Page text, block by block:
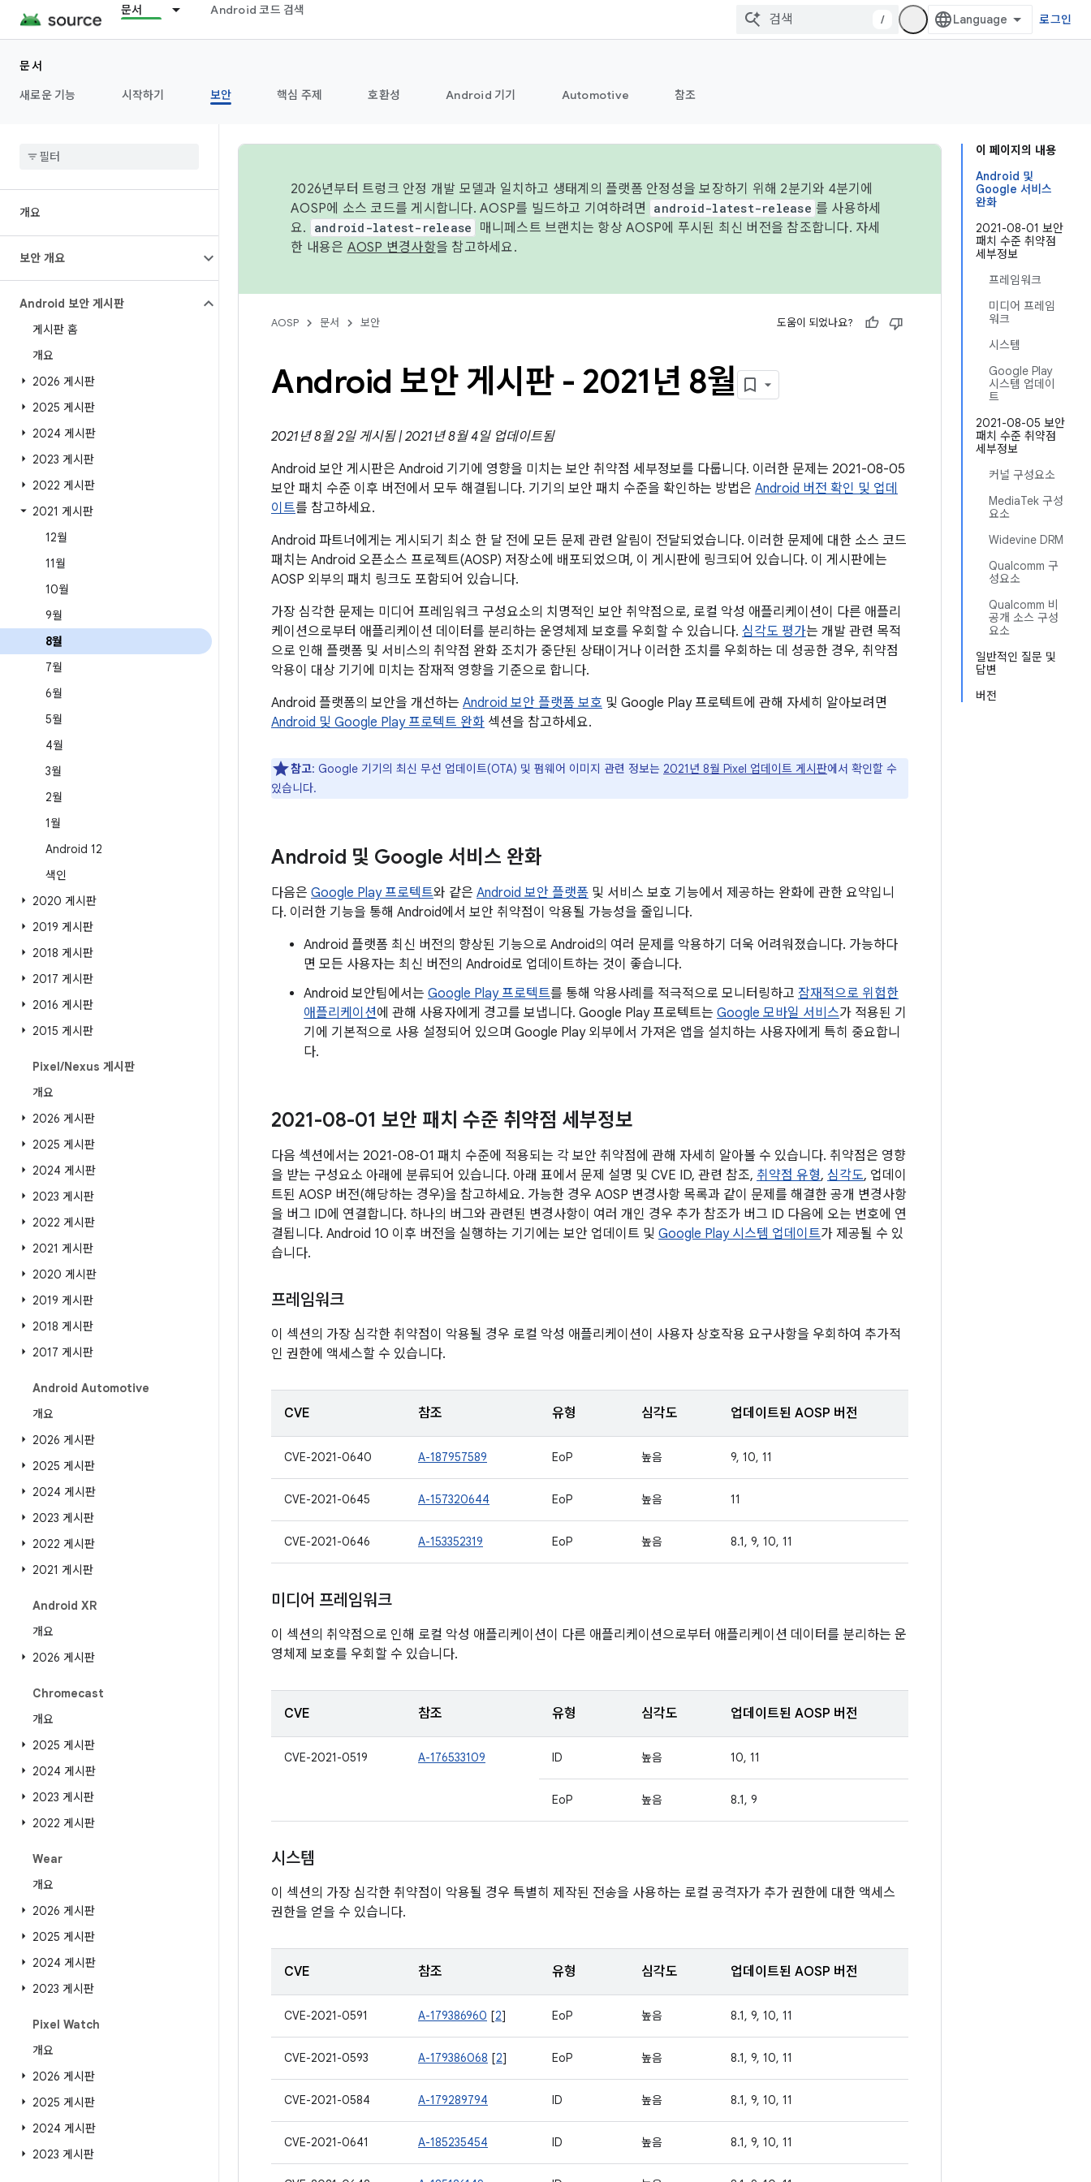
문서 Android 코드 검색
/ 로그인
문서
새로운 기능
시작하기 보안 핵심 주제 호환성 Android 기기 Automotive 참조
개요
보안 개요
Android 보안 게시판
게시판 홈
개요
2026 게시판
2025 게시판
2024 게시판
2023 게시판
2022 게시판
2021 게시판
12월
11월
10월
9월
8월
7월
6월
5월
4월
3월
2월
1월
Android 12
색인
2020 게시판
2019 게시판
2018 게시판
2017 게시판
2016 게시판
2015 게시판
Pixel/Nexus 게시판
개요
2026 게시판
2025 게시판
2024 게시판
2023 게시판
2022 게시판
2021 게시판
2020 게시판
2019 게시판
2018 게시판
2017 게시판
Android Automotive
개요
2026 게시판
2025 게시판
2024 게시판
2023 게시판
2022 게시판
2021 게시판
Android XR
개요
2026 게시판
Chromecast
개요
2025 게시판
2024 게시판
2023 게시판
2022 게시판
Wear
개요
2026 게시판
2025 게시판
2024 게시판
2023 게시판
Pixel Watch
개요
2026 게시판
2025 게시판
2024 게시판
2023 게시판
이 페이지의 내용
Android 및
Google 서비스
완화
2021-08-01 보안
패치 수준 취약점
세부정보
프레임워크
미디어 프레임
워크
시스템
Google Play
시스템 업데이
트
2021-08-05 보안
패치 수준 취약점
세부정보
커널 구성요소
MediaTek 구성
요소
Widevine DRM
Qualcomm 구
성요소
Qualcomm 비
공개 소스 구성
요소
일반적인 질문 및
답변
버전
2026년부터 트렁크 안정 개발 모델과 일치하고 생태계의 플랫폼 안정성을 보장하기 위해 2분기와 4분기에
AOSP에 소스 코드를 게시합니다. AOSP를 빌드하고 기여하려면
android-latest-release 를 사용하세
요.
android-latest-release
매니페스트 브랜치는 항상 AOSP에 푸시된 최신 버전을 참조합니다. 자세
한 내용은 AOSP 변경사항을 참고하세요.
AOSP 문서 보안 도움이 되었나요?
Android 보안 게시판 - 2021년 8월
2021년 8월 2일 게시됨 | 2021년 8월 4일 업데이트됨
Android 보안 게시판은 Android 기기에 영향을 미치는 보안 취약점 세부정보를 다룹니다. 이러한 문제는 2021-08-05
보안 패치 수준 이후 버전에서 모두 해결됩니다. 기기의 보안 패치 수준을 확인하는 방법은 Android 버전 확인 및 업데
이트를 참고하세요.
Android 파트너에게는 게시되기 최소 한 달 전에 모든 문제 관련 알림이 전달되었습니다. 이러한 문제에 대한 소스 코드
패치는 Android 오픈소스 프로젝트(AOSP) 저장소에 배포되었으며, 이 게시판에 링크되어 있습니다. 이 게시판에는
AOSP 외부의 패치 링크도 포함되어 있습니다.
가장 심각한 문제는 미디어 프레임워크 구성요소의 치명적인 보안 취약점으로, 로컬 악성 애플리케이션이 다른 애플리
케이션으로부터 애플리케이션 데이터를 분리하는 운영체제 보호를 우회할 수 있습니다. 심각도 평가는 개발 관련 목적
으로 인해 플랫폼 및 서비스의 취약점 완화 조치가 중단된 상태이거나 이러한 조치를 우회하는 데 성공한 경우, 취약점
악용이 대상 기기에 미치는 잠재적 영향을 기준으로 합니다.
Android 플랫폼의 보안을 개선하는 Android 보안 플랫폼 보호 및 Google Play 프로텍트에 관해 자세히 알아보려면
Android 및 Google Play 프로텍트 완화 섹션을 참고하세요.
참고: Google 기기의 최신 무선 업데이트(OTA) 및 펌웨어 이미지 관련 정보는 2021년 8월 Pixel 업데이트 게시판에서 확인할 수
있습니다.
Android 및 Google 서비스 완화
다음은 Google Play 프로텍트와 같은 Android 보안 플랫폼 및 서비스 보호 기능에서 제공하는 완화에 관한 요약입니
다. 이러한 기능을 통해 Android에서 보안 취약점이 악용될 가능성을 줄입니다.
Android 플랫폼 최신 버전의 향상된 기능으로 Android의 여러 문제를 악용하기 더욱 어려워졌습니다. 가능하다
면 모든 사용자는 최신 버전의 Android로 업데이트하는 것이 좋습니다.
Android 보안팀에서는 Google Play 프로텍트를 통해 악용사례를 적극적으로 모니터링하고 잠재적으로 위험한
애플리케이션에 관해 사용자에게 경고를 보냅니다. Google Play 프로텍트는 Google 모바일 서비스가 적용된 기
기에 기본적으로 사용 설정되어 있으며 Google Play 외부에서 가져온 앱을 설치하는 사용자에게 특히 중요합니
다.
2021-08-01 보안 패치 수준 취약점 세부정보
다음 섹션에서는 2021-08-01 패치 수준에 적용되는 각 보안 취약점에 관해 자세히 알아볼 수 있습니다. 취약점은 영향
을 받는 구성요소 아래에 분류되어 있습니다. 아래 표에서 문제 설명 및 CVE ID, 관련 참조, 취약점 유형, 심각도, 업데이
트된 AOSP 버전(해당하는 경우)을 참고하세요. 가능한 경우 AOSP 변경사항 목록과 같이 문제를 해결한 공개 변경사항
을 버그 ID에 연결합니다. 하나의 버그와 관련된 변경사항이 여러 개인 경우 추가 참조가 버그 ID 다음에 오는 번호에 연
결됩니다. Android 10 이후 버전을 실행하는 기기에는 보안 업데이트 및 Google Play 시스템 업데이트가 제공될 수 있
습니다.
프레임워크
이 섹션의 가장 심각한 취약점이 악용될 경우 로컬 악성 애플리케이션이 사용자 상호작용 요구사항을 우회하여 추가적
인 권한에 액세스할 수 있습니다.
CVE 참조 유형 심각도 업데이트된 AOSP 버전
CVE-2021-0640 A-187957589 EoP 높음 9, 10, 11
CVE-2021-0645 A-157320644 EoP 높음 11
CVE-2021-0646 A-153352319 EoP 높음 8.1, 9, 10, 11
미디어 프레임워크
이 섹션의 취약점으로 인해 로컬 악성 애플리케이션이 다른 애플리케이션으로부터 애플리케이션 데이터를 분리하는 운
영체제 보호를 우회할 수 있습니다.
CVE 참조 유형 심각도 업데이트된 AOSP 버전
CVE-2021-0519 A-176533109 ID 높음 10, 11
EoP 높음 8.1, 9
시스템
이 섹션의 가장 심각한 취약점이 악용될 경우 특별히 제작된 전송을 사용하는 로컬 공격자가 추가 권한에 대한 액세스
권한을 얻을 수 있습니다.
CVE 참조 유형 심각도 업데이트된 AOSP 버전
CVE-2021-0591 A-179386960 [2] EoP 높음 8.1, 9, 10, 11
CVE-2021-0593 A-179386068 [2] EoP 높음 8.1, 9, 10, 11
CVE-2021-0584 A-179289794 ID 높음 8.1, 9, 10, 11
CVE-2021-0641 A-185235454 ID 높음 8.1, 9, 10, 11